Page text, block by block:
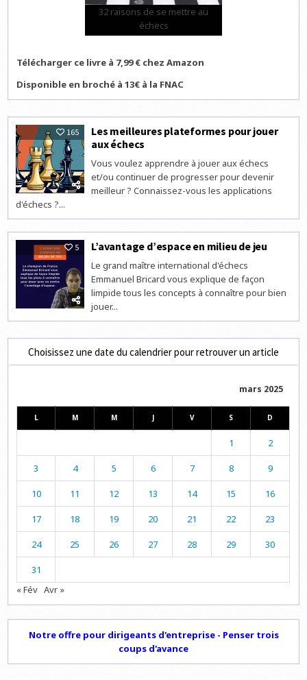
32 raisons de se mettre au
échecs
Télécharger ce livre à 7,99 € chez Amazon
Disponible en broché à 13€ à la FNAC
165
Les meilleures plateformes pour jouer
aux échecs
Vous voulez apprendre à jouer aux échecs
et/ou continuer de progresser pour devenir
meilleur ? Connaissez-vous les applications
d'échecs ?...
5 L’avantage d’espace en milieu de jeu
Le grand maître international d'échecs
Emmanuel Bricard vous explique de façon
limpide tous les concepts à connaître pour bien
jouer...
Choisissez une date du calendrier pour retrouver un article
mars 2025
L M M J V S D
1 2
3 4 5 6 7 8 9
10 11 12 13 14 15 16
17 18 19 20 21 22 23
24 25 26 27 28 29 30
31
« Fév Avr »
Notre offre pour dirigeants d'entreprise - Penser trois
coups d'avance